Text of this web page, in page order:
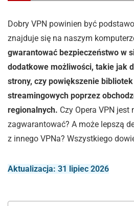
Dobry VPN powinien być
znajduje się na naszym
gwarantować bezpieczeństwo w
dodatkowe możliwości, takie jak
strony, czy powiększenie
streamingowych poprzez
regionalnych. Czy Opera VPN
zagwarantować? A może lepszą
z innego VPNa? Wszystkiego
Aktualizacja: 31 lipiec 2026